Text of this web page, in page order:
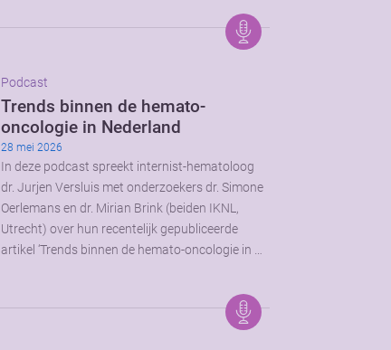
Podcast
Trends binnen de hemato-
oncologie in Nederland
28 mei 2026
In deze podcast spreekt internist-hematoloog
dr. Jurjen Versluis met onderzoekers dr. Simone
Oerlemans en dr. Mirian Brink (beiden IKNL,
Utrecht) over hun recentelijk gepubliceerde
artikel ‘Trends binnen de hemato-oncologie in …